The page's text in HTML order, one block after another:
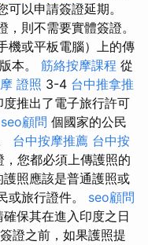
以申請簽證延期。
則不需要實體簽證。
機或平板電腦）上的傳
本。 筋絡按摩課程 從
證照 3-4 台中推拿推
推出了電子旅行許可
seo顧問 個國家的公民
台中按摩推薦 台中按
您都必須上傳護照的
護照應該是普通護照或
或旅行證件。 seo顧問
保其在進入印度之日
證之前，如果護照提